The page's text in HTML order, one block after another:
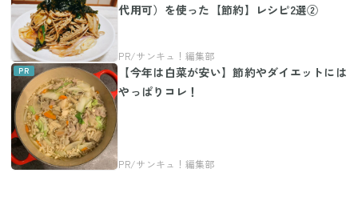
代用可）を使った【節約】レシピ2選②
【今年は白菜が安い】節約やダイエットには
やっぱりコレ！